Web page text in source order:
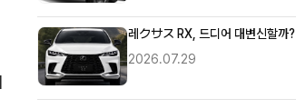
레クサス RX, 드디어 대변신할까?
2026.07.29